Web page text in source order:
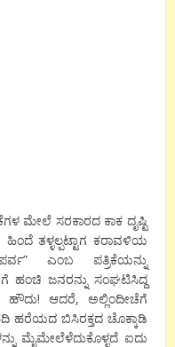
ಮೇಲೆ ಸರಕಾರದ ಕಾಕ ದೃಷ್ಟಿ
ತಳ್ಳಲ್ಪಟ್ಟಾಗ ಕರಾವಳಿಯ
ಎಂಬ ಪತ್ರಿಕೆಯನ್ನು
ಹಂಚಿ ಜನರನ್ನು ಸಂಘಟಿಸಿದ್ದ
ಹೌದು! ಆದರೆ, ಅಲ್ಲಿಂದೀಚೆಗೆ
ಹರೆಯದ ಬಿಸಿರಕ್ತದ ಚೊಕ್ಕಾಡಿ
ಮೈಮೇಲೆಳೆದುಕೊಳ್ಳದೆ ಐದು